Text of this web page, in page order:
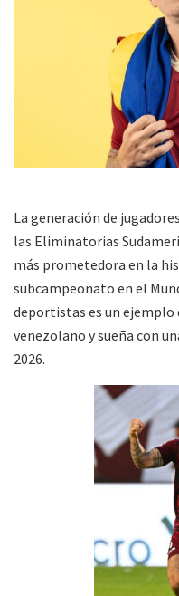
La generación de
las Eliminatorias
más prometedora en la
subcampeonato en el
deportistas es un
venezolano y sueña con
2026.